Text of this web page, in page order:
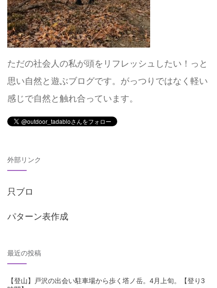
ただの社会人の私が頭をリフレッシュしたい！っと
思い自然と遊ぶブログです。がっつりではなく軽い
感じで自然と触れ合っています。
外部リンク
只ブロ
パターン表作成
最近の投稿
【登山】戸沢の出会い駐車場から歩く塔ノ岳。4月上旬。【登り3